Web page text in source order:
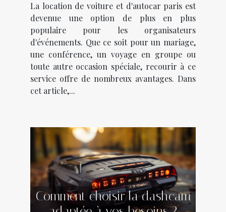
pour un événement ?
La location de voiture et d'autocar paris est
devenue une option de plus en plus
populaire pour les organisateurs
d'événements. Que ce soit pour un mariage,
une conférence, un voyage en groupe ou
toute autre occasion spéciale, recourir à ce
service offre de nombreux avantages. Dans
cet article,...
Comment choisir la dashcam